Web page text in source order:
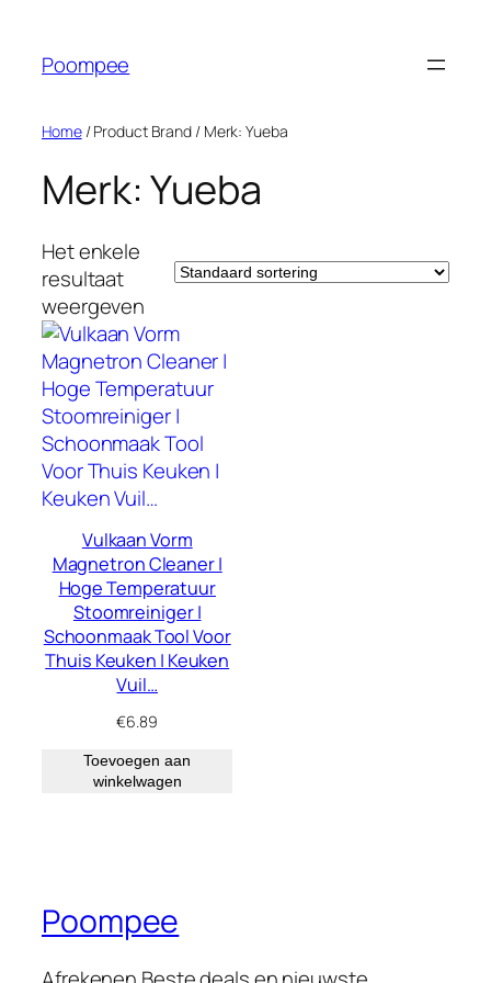
Poompee
Home/ Product Brand / Merk: Yueba
Merk: Yueba
Het enkele
resultaat
weergeven
Vulkaan Vorm
Magnetron Cleaner |
Hoge Temperatuur
Stoomreiniger |
Schoonmaak Tool Voor
Thuis Keuken | Keuken
Vuil…
€6.89
Toevoegen aan
winkelwagen
Poompee